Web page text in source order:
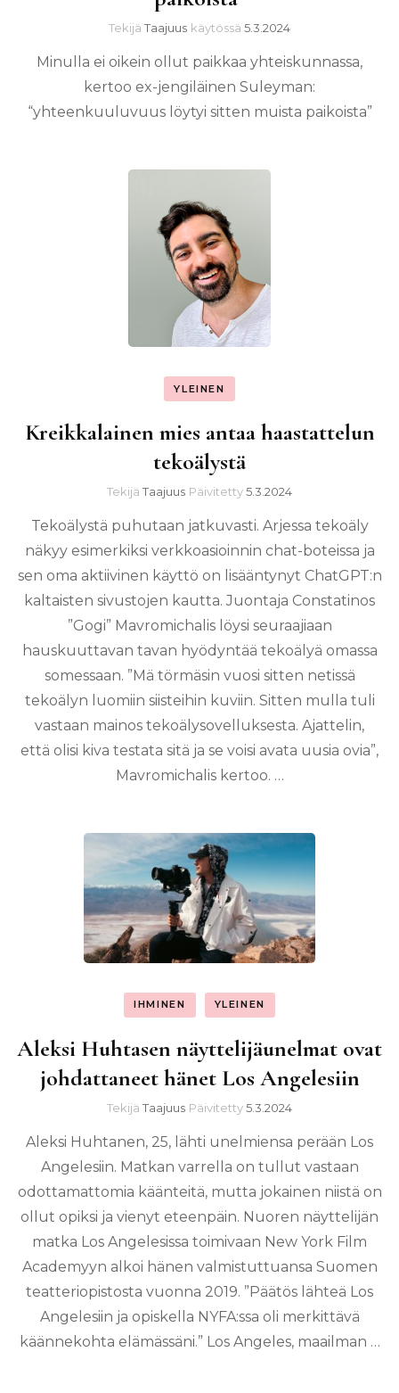
Tekijä Taajuus käytössä 5.3.2024
Minulla ei oikein ollut paikkaa yhteiskunnassa,
kertoo ex-jengiläinen Suleyman:
“yhteenkuuluvuus löytyi sitten muista paikoista”
YLEINEN
Kreikkalainen mies antaa haastattelun
tekoälystä
Tekijä Taajuus Päivitetty5.3.2024
Tekoälystä puhutaan jatkuvasti. Arjessa tekoäly
näkyy esimerkiksi verkkoasioinnin chat-boteissa ja
sen oma aktiivinen käyttö on lisääntynyt ChatGPT:n
kaltaisten sivustojen kautta. Juontaja Constatinos
”Gogi” Mavromichalis löysi seuraajiaan
hauskuuttavan tavan hyödyntää tekoälyä omassa
somessaan. ”Mä törmäsin vuosi sitten netissä
tekoälyn luomiin siisteihin kuviin. Sitten mulla tuli
vastaan mainos tekoälysovelluksesta. Ajattelin,
että olisi kiva testata sitä ja se voisi avata uusia ovia”,
Mavromichalis kertoo. …
IHMINEN YLEINEN
Aleksi Huhtasen näyttelijäunelmat ovat
johdattaneet hänet Los Angelesiin
Tekijä Taajuus Päivitetty5.3.2024
Aleksi Huhtanen, 25, lähti unelmiensa perään Los
Angelesiin. Matkan varrella on tullut vastaan
odottamattomia käänteitä, mutta jokainen niistä on
ollut opiksi ja vienyt eteenpäin. Nuoren näyttelijän
matka Los Angelesissa toimivaan New York Film
Academyyn alkoi hänen valmistuttuansa Suomen
teatteriopistosta vuonna 2019. ”Päätös lähteä Los
Angelesiin ja opiskella NYFA:ssa oli merkittävä
käännekohta elämässäni.” Los Angeles, maailman …